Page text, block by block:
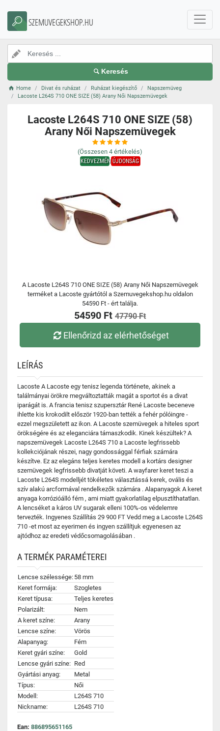
SZEMUVEGEKSHOP.HU
Keresés
Home Divat és ruházat Ruházat kiegészítő
Napszemüveg
Lacoste L264S 710 ONE SIZE (58) Arany Női Napszemüvegek
Lacoste L264S 710 ONE SIZE (58)
Arany Női Napszemüvegek
(Összesen 4 értékelés)
KEDVEZMÉNYÚJDONSÁG
A Lacoste L264S 710 ONE SIZE (58) Arany Női Napszemüvegek
terméket a Lacoste gyártótól a Szemuvegekshop.hu oldalon
54590 Ft - ért találja.
54590 Ft 47790 Ft
Ellenőrizd az elérhetőséget
LEÍRÁS
Lacoste A Lacoste egy tenisz legenda története, akinek a
találmányai örökre megváltoztatták magát a sportot és a divat
iparágát is. A francia tenisz szupersztár René Lacoste beceneve
ihlette kis krokodilt először 1920-ban tették a fehér pólóingre -
ezzel megszületett az ikon. A Lacoste szemüvegek a hiteles sport
örökségére és az eleganciára támaszkodik. Kinek készültek? A
napszemüvegek Lacoste L264S 710 a Lacoste legfrissebb
kollekciójának részei, nagy gondossággal férfiak számára
készítve. Ez az elegáns teljes keretes modell a kortárs designer
szemüvegek legfrissebb divatját követi. A wayfarer keret teszi a
Lacoste L264S modelljét tökéletes választássá kerek, ovális és
szív alakú arcformával rendelkezők számára . Alapanyagok A keret
anyaga korrózióálló fém , ami miatt gyakorlatilag elpusztíthatatlan.
A lencséket a káros UV sugarak elleni 100%-os védelemre
tervezték. Ingyenes Szállítás 29 900 FT Vedd meg a Lacoste L264S
710 -et most az eyerimen és ingyen szállítjuk egyenesen az
ajtódhoz az eredeti védőcsomagolásában .
A TERMÉK PARAMÉTEREI
Lencse szélessége: 58 mm
Keret formája:
Szogletes
Keret típusa:
Teljes keretes
Polarizált:
Nem
A keret színe:
Arany
Lencse színe:
Vörös
Alapanyag:
Fém
Keret gyári színe:
Gold
Lencse gyári színe: Red
Gyártási anyag:
Metal
Típus:
Női
Modell:
L264S 710
Nickname:
L264S 710
Ean: 886895651165